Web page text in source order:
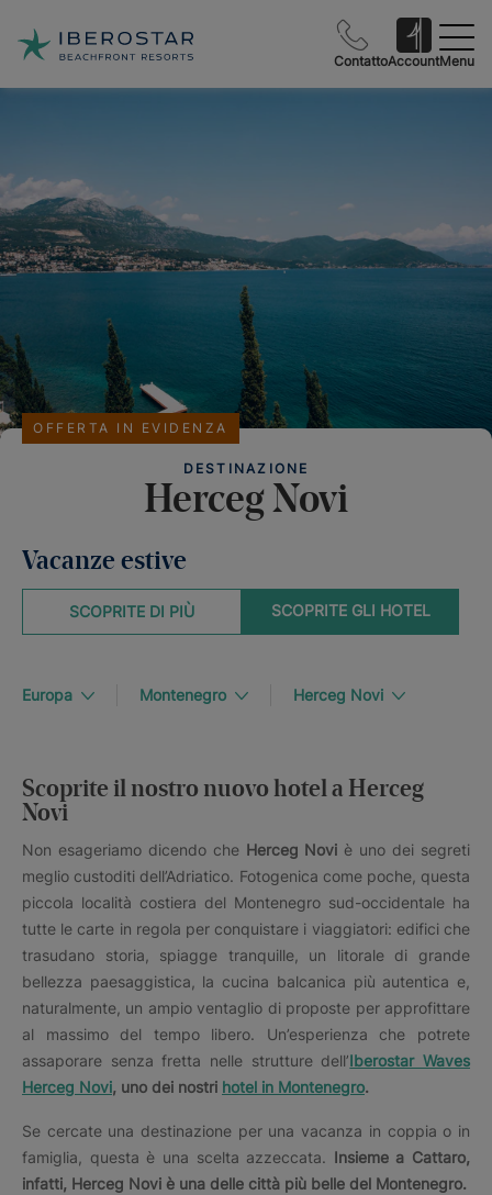
ContattoAccountMenu
DESTINAZIONE
Herceg Novi
OFFERTA IN EVIDENZA
Vacanze estive
SCOPRITE GLI HOTEL
SCOPRITE DI PIÙ
Europa Montenegro Herceg Novi
Scoprite il nostro nuovo hotel a Herceg
Novi
Non esageriamo dicendo che Herceg Novi è uno dei segreti
meglio custoditi dell’Adriatico. Fotogenica come poche, questa
piccola località costiera del Montenegro sud-occidentale ha
tutte le carte in regola per conquistare i viaggiatori: edifici che
trasudano storia, spiagge tranquille, un litorale di grande
bellezza paesaggistica, la cucina balcanica più autentica e,
naturalmente, un ampio ventaglio di proposte per approfittare
al massimo del tempo libero. Un’esperienza che potrete
assaporare senza fretta nelle strutture dell’Iberostar Waves
Herceg Novi, uno dei nostri hotel in Montenegro.
Se cercate una destinazione per una vacanza in coppia o in
famiglia, questa è una scelta azzeccata. Insieme a Cattaro,
infatti, Herceg Novi è una delle città più belle del Montenegro.